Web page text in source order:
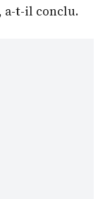
a-t-il conclu.